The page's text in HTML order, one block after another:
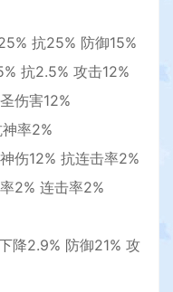
抗25% 防御15%
抗2.5% 攻击12%
害12%
率2%
12% 抗连击率2%
连击率2%
2.9% 防御21% 攻